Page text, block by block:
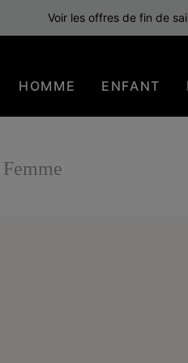
Voir les offres de fin de
HOMME ENFANT